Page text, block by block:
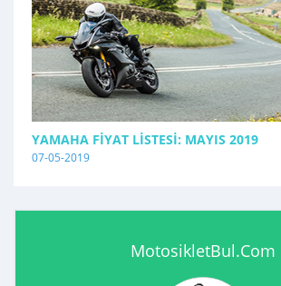
YAMAHA FIYAT LISTESI: MAYIS 2019
07-05-2019
MotosikletBul.Com